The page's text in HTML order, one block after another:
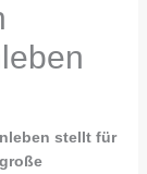
stellt für